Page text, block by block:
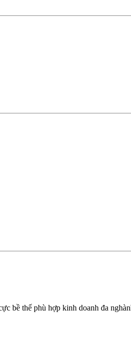
bề thế phù hợp kinh doanh đa